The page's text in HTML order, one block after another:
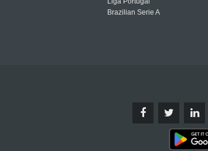
Brazilian Serie A